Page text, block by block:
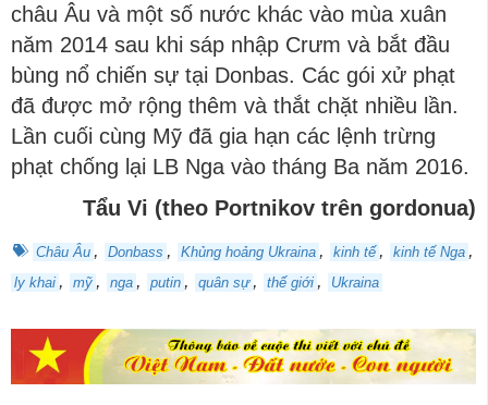
châu Âu và một số nước khác vào mùa xuân
năm 2014 sau khi sáp nhập Crưm và bắt đầu
bùng nổ chiến sự tại Donbas. Các gói xử phạt
đã được mở rộng thêm và thắt chặt nhiều lần.
Lần cuối cùng Mỹ đã gia hạn các lệnh trừng
phạt chống lại LB Nga vào tháng Ba năm 2016.
Tẩu Vi (theo Portnikov trên gordonua)
Châu Âu , Donbass , Khủng hoảng Ukraina , kinh tế , kinh tế Nga ,
ly khai , mỹ , nga , putin , quân sự , thế giới , Ukraina